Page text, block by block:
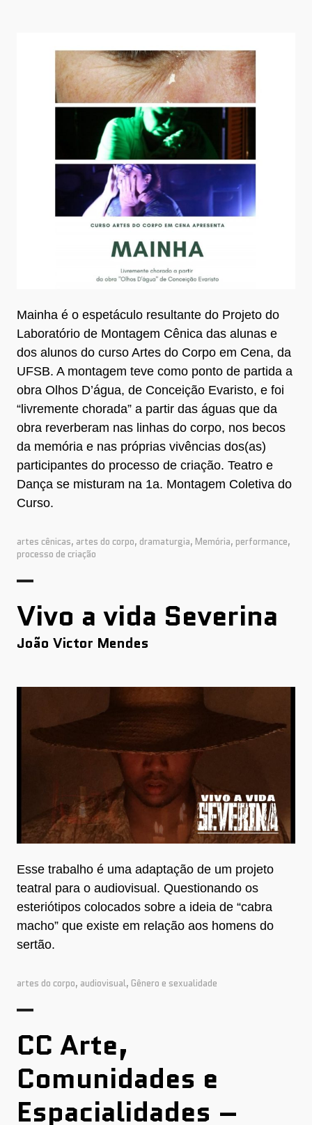
Mainha é o espetáculo resultante do Projeto do
Laboratório de Montagem Cênica das alunas e
dos alunos do curso Artes do Corpo em Cena, da
UFSB. A montagem teve como ponto de partida a
obra Olhos D’água, de Conceição Evaristo, e foi
“livremente chorada” a partir das águas que da
obra reverberam nas linhas do corpo, nos becos
da memória e nas próprias vivências dos(as)
participantes do processo de criação. Teatro e
Dança se misturam na 1a. Montagem Coletiva do
Curso.
artes cênicas, artes do corpo, dramaturgia, Memória, performance,
processo de criação
Vivo a vida Severina
João Victor Mendes
Esse trabalho é uma adaptação de um projeto
teatral para o audiovisual. Questionando os
esteriótipos colocados sobre a ideia de “cabra
macho” que existe em relação aos homens do
sertão.
artes do corpo, audiovisual, Gênero e sexualidade
CC Arte,
Comunidades e
Espacialidades –